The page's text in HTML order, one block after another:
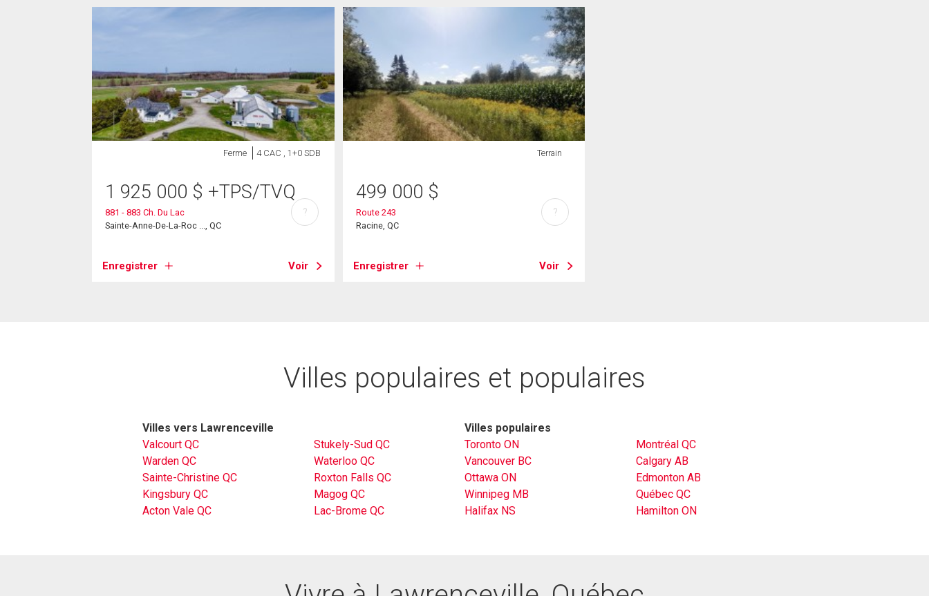
Ferme 4 CAC , 1+0 SDB
1 925 000 $ +TPS/TVQ
881 - 883 Ch. Du Lac
Sainte-Anne-De-La-Roc ..., QC
Enregistrer Voir
?
Terrain
499 000 $
Route 243
Racine, QC
Enregistrer Voir
?
Villes populaires et populaires
Villes vers Lawrenceville
Valcourt QC
Stukely-Sud QC
Warden QC
Waterloo QC
Sainte-Christine QC
Roxton Falls QC
Kingsbury QC
Magog QC
Acton Vale QC
Lac-Brome QC
Villes populaires
Toronto ON
Montréal QC
Vancouver BC
Calgary AB
Ottawa ON
Edmonton AB
Winnipeg MB
Québec QC
Halifax NS
Hamilton ON